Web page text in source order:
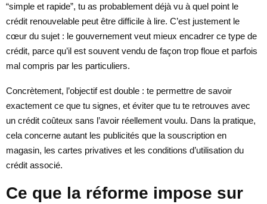
“simple et rapide”, tu as probablement déjà vu à quel point le
crédit renouvelable peut être difficile à lire. C’est justement le
cœur du sujet : le gouvernement veut mieux encadrer ce type de
crédit, parce qu’il est souvent vendu de façon trop floue et parfois
mal compris par les particuliers.
Concrètement, l’objectif est double : te permettre de savoir
exactement ce que tu signes, et éviter que tu te retrouves avec
un crédit coûteux sans l’avoir réellement voulu. Dans la pratique,
cela concerne autant les publicités que la souscription en
magasin, les cartes privatives et les conditions d’utilisation du
crédit associé.
Ce que la réforme impose sur